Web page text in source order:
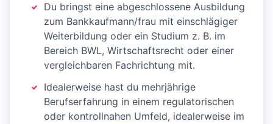
Du bringst eine abgeschlossene Ausbildung
zum Bankkaufmann/frau mit einschlägiger
Weiterbildung oder ein Studium z. B. im
Bereich BWL, Wirtschaftsrecht oder einer
vergleichbaren Fachrichtung mit.
Idealerweise hast du mehrjährige
Berufserfahrung in einem regulatorischen
oder kontrollnahen Umfeld, idealerweise im